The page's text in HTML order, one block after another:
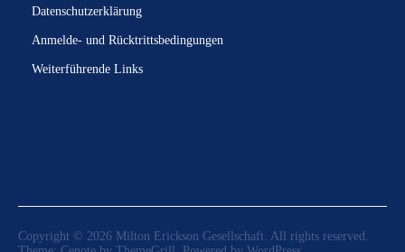
Datenschutzerklärung
Anmelde- und Rücktrittsbedingungen
Weiterführende Links
Copyright © 2026 Milton Erickson Gesellschaft . All rights reserved.